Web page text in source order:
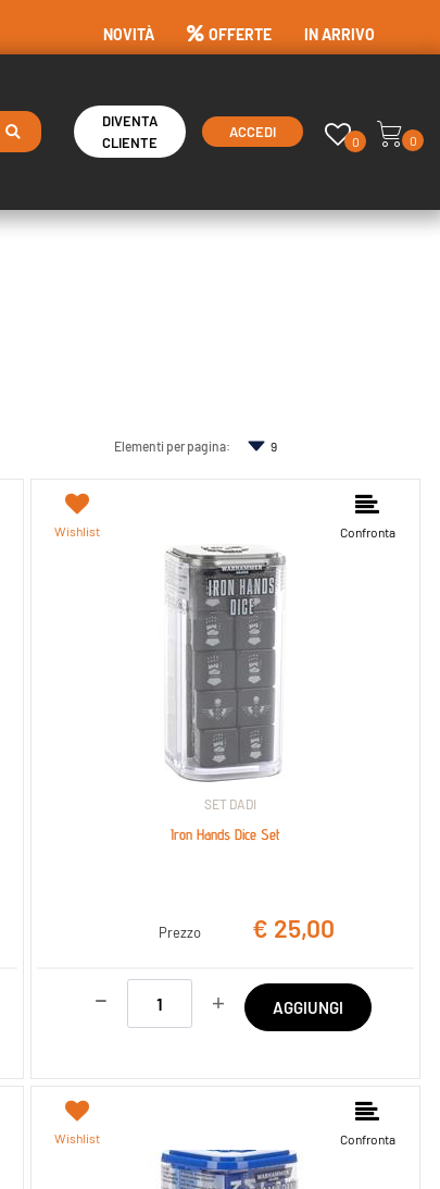
NOVITÀ OFFERTE IN ARRIVO
DIVENTA
CLIENTE
ACCEDI
0 0
Elementi per pagina:
Wishlist Confronta
SET DADI
Iron Hands Dice Set
Prezzo € 25,00
AGGIUNGI
Wishlist Confronta